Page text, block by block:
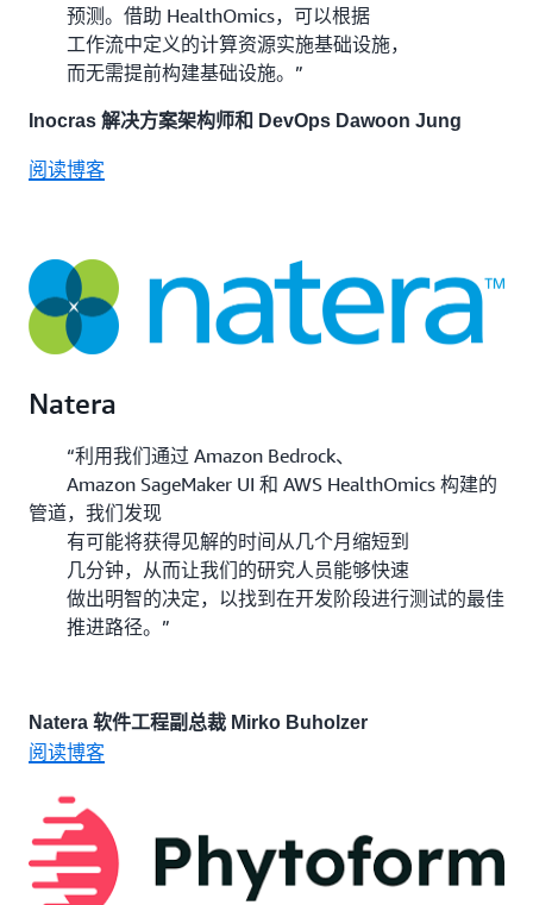
预测。借助 HealthOmics，可以根据
工作流中定义的计算资源实施基础设施，
而无需提前构建基础设施。”
Inocras 解决方案架构师和 DevOps Dawoon Jung
阅读博客
Natera
“利用我们通过 Amazon Bedrock、
Amazon SageMaker UI 和 AWS HealthOmics 构建的
管道，我们发现
有可能将获得见解的时间从几个月缩短到
几分钟，从而让我们的研究人员能够快速
做出明智的决定，以找到在开发阶段进行测试的最佳
推进路径。”
Natera 软件工程副总裁 Mirko Buholzer
阅读博客